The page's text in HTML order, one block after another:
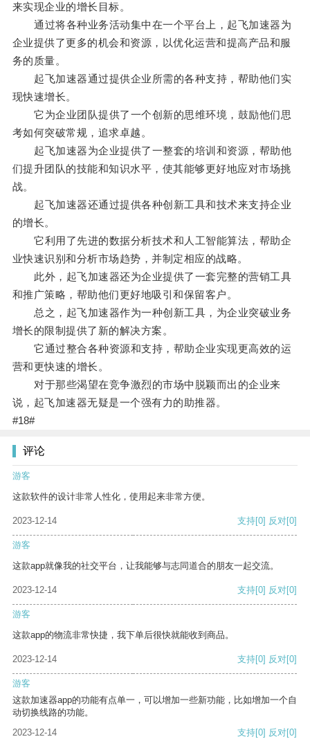
来实现企业的增长目标。
通过将各种业务活动集中在一个平台上，起飞加速器为
企业提供了更多的机会和资源，以优化运营和提高产品和服
务的质量。
起飞加速器通过提供企业所需的各种支持，帮助他们实
现快速增长。
它为企业团队提供了一个创新的思维环境，鼓励他们思
考如何突破常规，追求卓越。
起飞加速器为企业提供了一整套的培训和资源，帮助他
们提升团队的技能和知识水平，使其能够更好地应对市场挑
战。
起飞加速器还通过提供各种创新工具和技术来支持企业
的增长。
它利用了先进的数据分析技术和人工智能算法，帮助企
业快速识别和分析市场趋势，并制定相应的战略。
此外，起飞加速器还为企业提供了一套完整的营销工具
和推广策略，帮助他们更好地吸引和保留客户。
总之，起飞加速器作为一种创新工具，为企业突破业务
增长的限制提供了新的解决方案。
它通过整合各种资源和支持，帮助企业实现更高效的运
营和更快速的增长。
对于那些渴望在竞争激烈的市场中脱颖而出的企业来
说，起飞加速器无疑是一个强有力的助推器。
#18#
评论
游客
这款软件的设计非常人性化，使用起来非常方便。
2023-12-14 支持[0] 反对[0]
游客
这款app就像我的社交平台，让我能够与志同道合的朋友一起交流。
2023-12-14 支持[0] 反对[0]
游客
这款app的物流非常快捷，我下单后很快就能收到商品。
2023-12-14 支持[0] 反对[0]
游客
这款加速器app的功能有点单一，可以增加一些新功能，比如增加一个自
动切换线路的功能。
2023-12-14
支持[0] 反对[0]